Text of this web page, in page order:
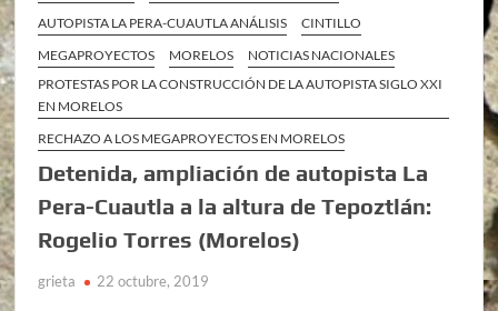
AUTOPISTA LA PERA-CUAUTLA ANÁLISIS
CINTILLO
MEGAPROYECTOS
MORELOS
NOTICIAS NACIONALES
PROTESTAS POR LA CONSTRUCCIÓN DE LA AUTOPISTA SIGLO XXI
EN MORELOS
RECHAZO A LOS MEGAPROYECTOS EN MORELOS
Detenida, ampliación de autopista La
Pera-Cuautla a la altura de Tepoztlán:
Rogelio Torres (Morelos)
grieta 22 octubre, 2019